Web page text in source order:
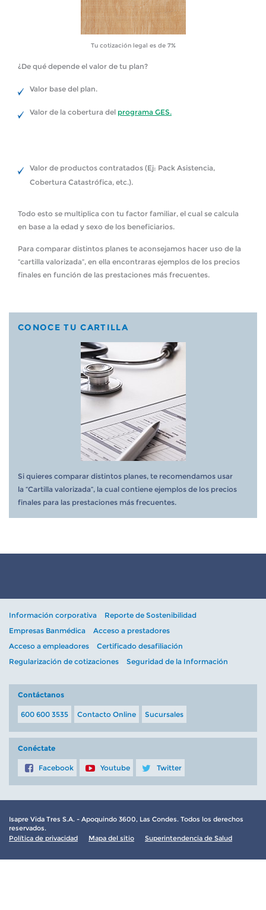
Tu cotización legal es de 7%
¿De qué depende el valor de tu plan?
Valor base del plan.
Valor de la cobertura del programa GES.
Valor de productos contratados (Ej: Pack Asistencia,
Cobertura Catastrófica, etc.).
Todo esto se multiplica con tu factor familiar, el cual se calcula
en base a la edad y sexo de los beneficiarios.
Para comparar distintos planes te aconsejamos hacer uso de la
“cartilla valorizada”, en ella encontraras ejemplos de los precios
finales en función de las prestaciones más frecuentes.
CONOCE TU CARTILLA
Si quieres comparar distintos planes, te recomendamos usar
la “Cartilla valorizada”, la cual contiene ejemplos de los precios
finales para las prestaciones más frecuentes.
Información corporativa
Reporte de Sostenibilidad
Empresas Banmédica
Acceso a prestadores
Acceso a empleadores
Certificado desafiliación
Regularización de cotizaciones
Seguridad de la Información
Contáctanos
600 600 3535 Contacto Online Sucursales
Conéctate
Facebook Youtube Twitter
Isapre Vida Tres S.A. - Apoquindo 3600, Las Condes. Todos los derechos
reservados.
Política de privacidad
Mapa del sitio Superintendencia de Salud